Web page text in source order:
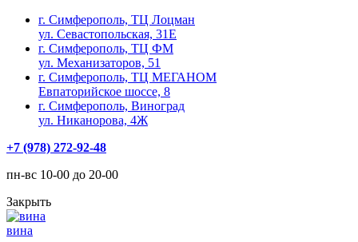
г. Симферополь, ТЦ Лоцман
ул. Севастопольская, 31Е
г. Симферополь, ТЦ ФМ
ул. Механизаторов, 51
г. Симферополь, ТЦ МЕГАНОМ
Евпаторийское шоссе, 8
г. Симферополь, Виноград
ул. Никанорова, 4Ж
+7 (978) 272-92-48
пн-вс 10-00 до 20-00
Закрыть
вина